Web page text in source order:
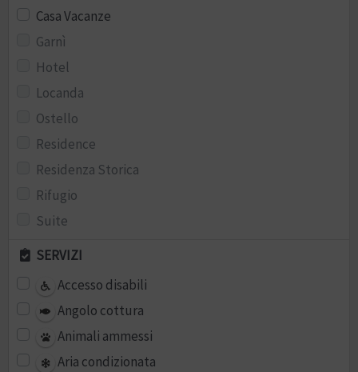
Casa Vacanze
Garnì
Hotel
Locanda
Ostello
Residence
Residenza Storica
Rifugio
Suite
SERVIZI
Accesso disabili
Angolo cottura
Animali ammessi
Aria condizionata